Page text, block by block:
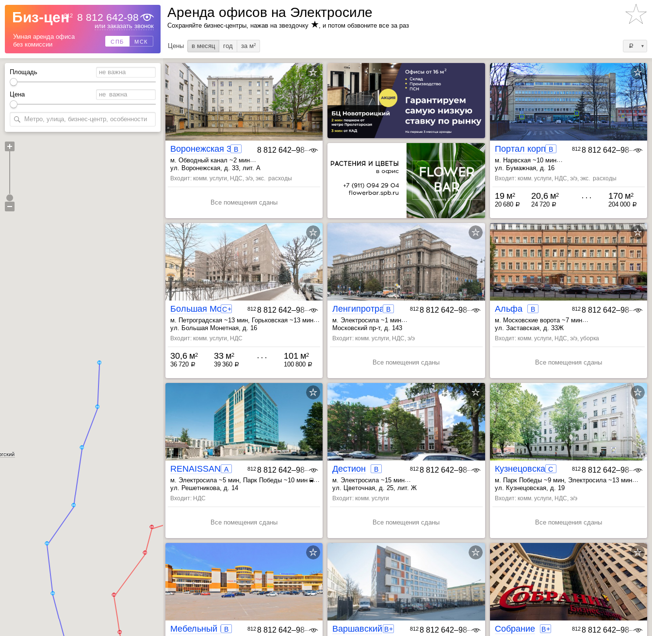
Биз-цен
Умная аренда офиса
без комиссии
812 8 812 642-98
или заказать звонок
СПБ МСК
Площадь
Цена
Назад
Аренда офисов на Электросиле
Сохраняйте бизнес-центры, нажав на звездочку ★, и потом обзвоните все за раз
Цены в месяц год за м2 a
Воронежская 33B 8 812 642‒98‒46
м. Обводный канал ~2 мин
, Лиговский пр. ~12 мин
, Звенигородская ~14 мин
, Пушкинская ~21 мин
ул. Воронежская, д. 33, лит. А
Входит: комм. услуги, НДС, э/э, экс. расходы
Все помещения сданы
Портал корпус А
B 8128 812 642‒98‒46
м. Нарвская ~10 мин
, Кировский завод ~20 мин
, Фрунзенская ~21 мин
ул. Бумажная, д. 16
Входит: комм. услуги, НДС, э/э, экс. расходы
19 м2
20 680 a
20,6 м2
24 720 a
170 м2
204 000 a
Большая Монетная 16
C+ 8128 812 642‒98‒46
м. Петроградская ~13 мин, Горьковская ~13 мин
, Выборгская ~25 мин
ул. Большая Монетная, д. 16
Входит: комм. услуги, НДС
30,6 м2
36 720 a
33 м2
39 360 a
101 м2
100 800 a
Ленгипротранс-Центр
B 812 8 812 642‒98‒46
м. Электросила ~1 мин
, Московские ворота ~6 мин
, Парк Победы ~8 мин
Московский пр-т, д. 143
Входит: комм. услуги, НДС, э/э
Все помещения сданы
Альфа B 8128 812 642‒98‒46
м. Московские ворота ~7 мин
, Технологический инст. ~14 мин
, Электросила ~16 мин
ул. Заставская, д. 33Ж
Входит: комм. услуги, НДС, э/э, уборка
Все помещения сданы
RENAISSANCE PREMIUM
A 8128 812 642‒98‒46
м. Электросила ~5 мин, Парк Победы ~10 мин
, Московские ворота ~10 мин
ул. Решетникова, д. 14
Входит: НДС
Все помещения сданы
Дестион B 812 8 812 642‒98‒46
м. Электросила ~15 мин
, Московские ворота ~17 мин
, Бухарестская ~25 мин
ул. Цветочная, д. 25, лит. Ж
Входит: комм. услуги
Все помещения сданы
Кузнецовская 19
C 8128 812 642‒98‒46
м. Парк Победы ~9 мин, Электросила ~13 мин
, Бухарестская ~16 мин
ул. Кузнецовская, д. 19
Входит: комм. услуги, НДС, э/э
Все помещения сданы
B 8128 812 642‒98‒46 Варшавский B+ 812 8 812 642‒98‒46 Собрание B+ 8128 812 642‒98‒46